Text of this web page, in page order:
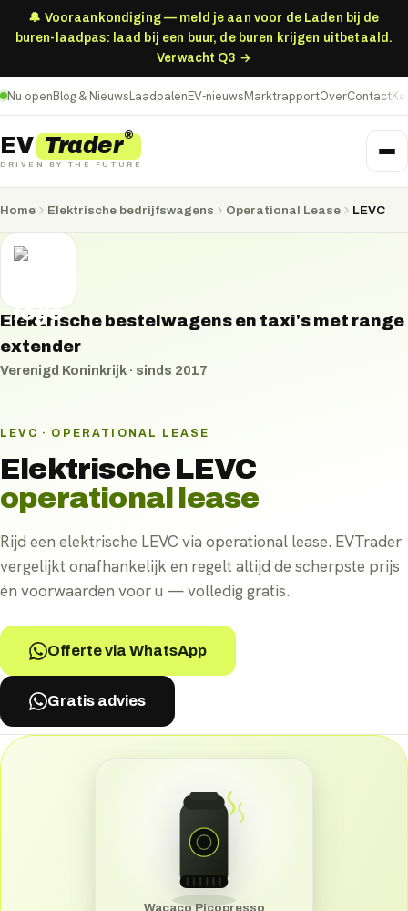
🔔 Vooraankondiging — meld je aan voor de Laden bij de
buren-laadpas: laad bij een buur, de buren krijgen uitbetaald.
Verwacht Q3 →
Nu openBlog & NieuwsLaadpalenEV-nieuwsMarktrapportOverContact
EV Trader®
DRIVEN BY THE FUTURE
Home Elektrische bedrijfswagens Operational Lease LEVC
LEVC · OPERATIONAL LEASE
Elektrische LEVC
operational lease
Rijd een elektrische LEVC via operational lease. EVTrader
vergelijkt onafhankelijk en regelt altijd de scherpste prijs
én voorwaarden voor u — volledig gratis.
Offerte via WhatsApp
Gratis advies
Elektrische bestelwagens en taxi's met range
extender
Verenigd Koninkrijk · sinds 2017
Wacaco Picopresso